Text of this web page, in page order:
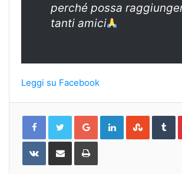
perché possa
tanti amici
Leggi su Facebook
Google+LinkedIn
VKontakteShare
Email
Print